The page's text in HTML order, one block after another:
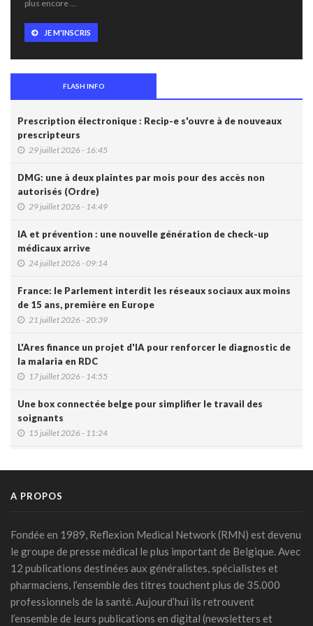
plus encore …
JE M'INSCRIS
FLASH INFO
Prescription électronique : Recip-e s'ouvre à de nouveaux
prescripteurs
29 juillet 2026 - 16:45
DMG: une à deux plaintes par mois pour des accès non
autorisés (Ordre)
29 juillet 2026 - 14:49
IA et prévention : une nouvelle génération de check-up
médicaux arrive
24 juillet 2026 - 09:14
France: le Parlement interdit les réseaux sociaux aux moins
de 15 ans, première en Europe
21 juillet 2026 - 20:39
L'Ares finance un projet d'IA pour renforcer le diagnostic de
la malaria en RDC
17 juillet 2026 - 14:55
Une box connectée belge pour simplifier le travail des
soignants
15 juillet 2026 - 11:24
au papier ( Valentin Dirken )
14 juillet 2026 - 16:59
Alzheimer: un score prédit la démence dix ans avant les
symptômes
14 juillet 2026 - 11:14
A PROPOS
Fondée en 1989, Reflexion Medical Network (RMN) est devenu
le groupe de presse médical le plus important de Belgique. Avec
12 publications destinées aux généralistes, spécialistes et
pharmaciens, l’ensemble des titres touchent plus de 35.000
professionnels de la santé. Aujourd’hui ils retrouvent
l’ensemble de leurs publications en digital (newsletters et